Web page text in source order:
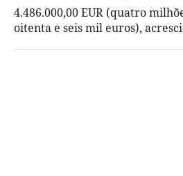
4.486.000,00 EUR (quatro
oitenta e seis mil euros),